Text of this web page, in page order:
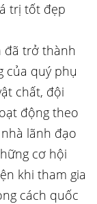
trị tốt đẹp
đã trở thành
của quý phụ
chất, đội
động theo
lãnh đạo
cơ hội
khi tham gia
cách quốc